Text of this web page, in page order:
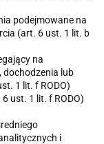
podejmowane na
(art. 6 ust. 1 lit. b
na
dochodzenia lub
1 lit. f RODO)
ust. 1 lit. f RODO)
i